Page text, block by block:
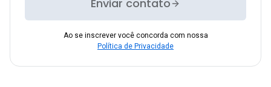
Enviar contato
Ao se inscrever você concorda com nossa
Política de Privacidade